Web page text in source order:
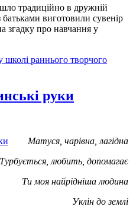
традиційно в дружній
батьками виготовили сувенір
згадку про навчання у
школі раннього творчого
руки
Матуся, чарівна, лагідна
Турбується, любить, допомагає
Ти моя найрідніша людина
Уклін до землі